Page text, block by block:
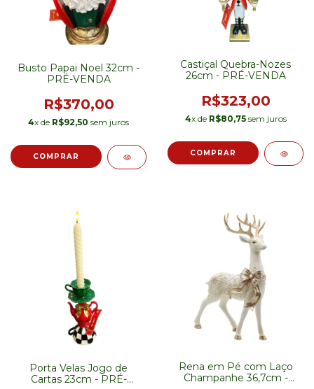
Busto Papai Noel 32cm -
PRÉ-VENDA
R$370,00
4x de R$92,50 sem juros
Castiçal Quebra-Nozes
26cm - PRÉ-VENDA
R$323,00
4x de R$80,75sem juros
Porta Velas Jogo de
Cartas 23cm - PRÉ-
Rena em Pé com Laço
Champanhe 36,7cm -